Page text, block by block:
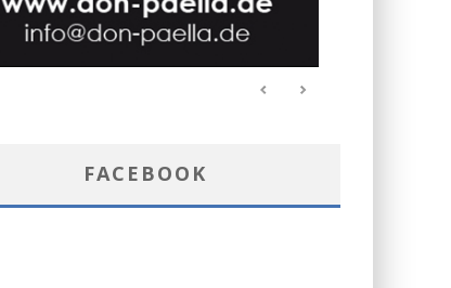
FACEBOOK